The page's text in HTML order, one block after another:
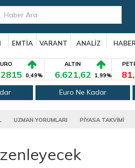
EMTİA VARANT ANALİZ
0,49%
ALTIN
6.621,62 1,99%
Euro Ne Kadar
UZMAN YORUMLARI PİYASA TAKVİMİ